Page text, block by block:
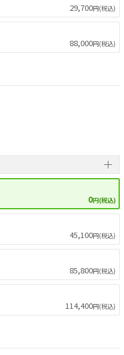
29,700円(税込)
88,000円(税込)
0円(税込)
45,100円(税込)
85,800円(税込)
114,400円(税込)